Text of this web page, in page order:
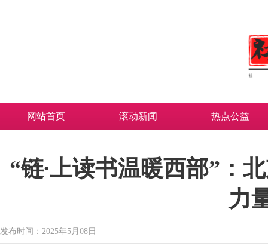
网站首页 滚动新闻 热点公益
“链∙上读书温暖西部”：
力
发布时间：2025年5月08日